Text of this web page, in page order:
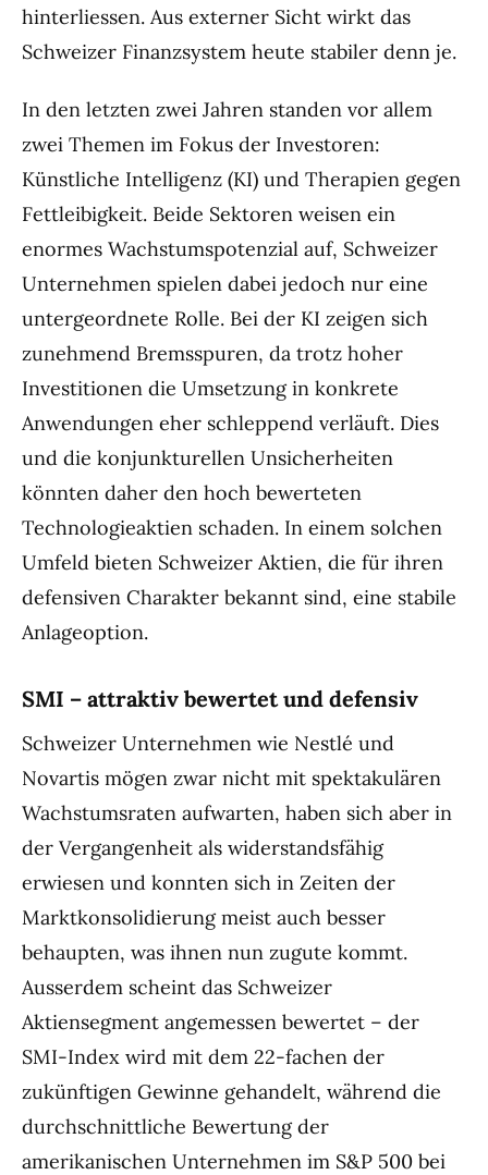
hinterliessen. Aus externer Sicht wirkt das
Schweizer Finanzsystem heute stabiler denn je.
In den letzten zwei Jahren standen vor allem
zwei Themen im Fokus der Investoren:
Künstliche Intelligenz (KI) und Therapien gegen
Fettleibigkeit. Beide Sektoren weisen ein
enormes Wachstumspotenzial auf, Schweizer
Unternehmen spielen dabei jedoch nur eine
untergeordnete Rolle. Bei der KI zeigen sich
zunehmend Bremsspuren, da trotz hoher
Investitionen die Umsetzung in konkrete
Anwendungen eher schleppend verläuft. Dies
und die konjunkturellen Unsicherheiten
könnten daher den hoch bewerteten
Technologieaktien schaden. In einem solchen
Umfeld bieten Schweizer Aktien, die für ihren
defensiven Charakter bekannt sind, eine stabile
Anlageoption.
SMI – attraktiv bewertet und defensiv
Schweizer Unternehmen wie Nestlé und
Novartis mögen zwar nicht mit spektakulären
Wachstumsraten aufwarten, haben sich aber in
der Vergangenheit als widerstandsfähig
erwiesen und konnten sich in Zeiten der
Marktkonsolidierung meist auch besser
behaupten, was ihnen nun zugute kommt.
Ausserdem scheint das Schweizer
Aktiensegment angemessen bewertet – der
SMI-Index wird mit dem 22-fachen der
zukünftigen Gewinne gehandelt, während die
durchschnittliche Bewertung der
amerikanischen Unternehmen im S&P 500 bei